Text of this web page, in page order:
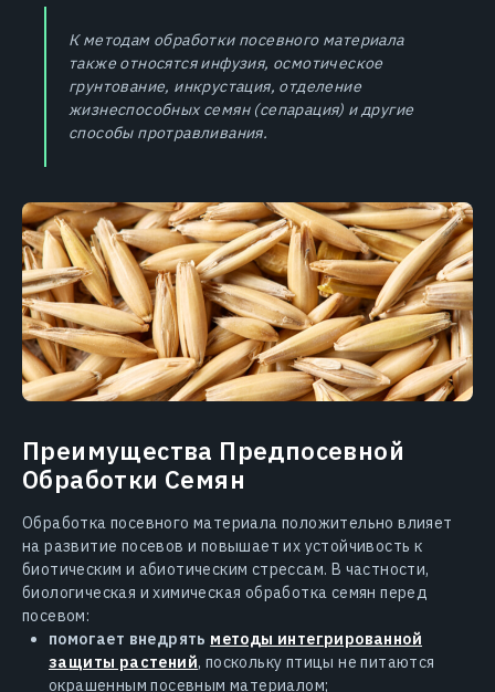
К методам обработки посевного материала
также относятся инфузия, осмотическое
грунтование, инкрустация, отделение
жизнеспособных семян (сепарация) и другие
способы протравливания.
Преимущества Предпосевной
Обработки Семян
Обработка посевного материала положительно влияет
на развитие посевов и повышает их устойчивость к
биотическим и абиотическим стрессам. В частности,
биологическая и химическая обработка семян перед
посевом:
помогает внедрять методы интегрированной
защиты растений, поскольку птицы не питаются
окрашенным посевным материалом;